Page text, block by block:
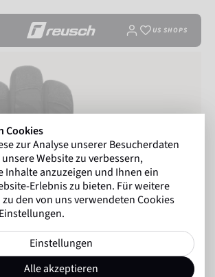
US SHOPS
Cookies
zur Analyse unserer Besucherdaten
Website zu verbessern,
Inhalte anzuzeigen und Ihnen ein
Erlebnis zu bieten. Für weitere
den von uns verwendeten Cookies
Einstellungen
Alle akzeptieren